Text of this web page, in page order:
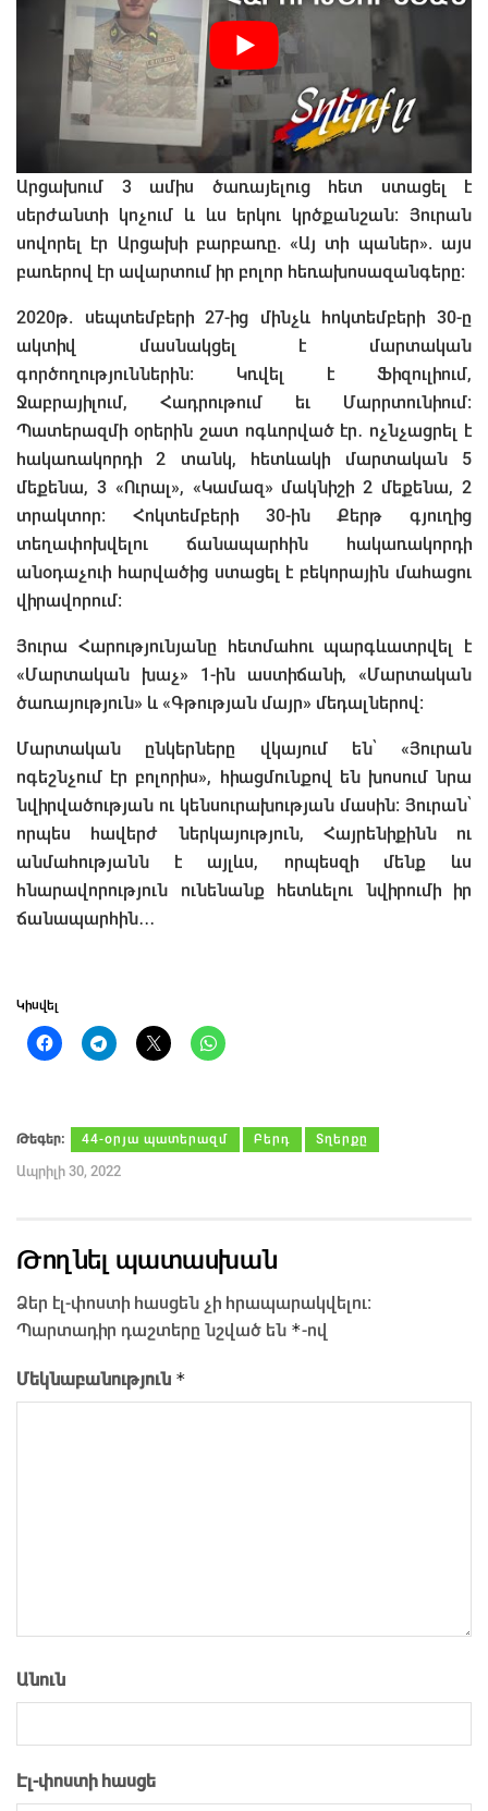
Արցախում 3 ամիս ծառայելուց հետ ստացել է
սերժանտի կոչում և ևս երկու կրծքանշան։ Յուրան
սովորել էր Արցախի բարբառը. «Այ տի պաներ». այս
բառերով էր ավարտում իր բոլոր հեռախոսազանգերը:
2020թ. սեպտեմբերի 27-ից մինչև հոկտեմբերի 30-ը
ակտիվ մասնակցել է մարտական
գործողություններին: Կռվել է Ֆիզուլիում,
Ջաբրայիլում, Հադրութում եւ Մարրտունիում:
Պատերազմի օրերին շատ ոգևորված էր․ ոչնչացրել է
հակառակորդի 2 տանկ, հետևակի մարտական 5
մեքենա, 3 «Ուրալ», «Կամազ» մակնիշի 2 մեքենա, 2
տրակտոր: Հոկտեմբերի 30-ին Քերթ գյուղից
տեղափոխվելու ճանապարհին հակառակորդի
անօդաչուի հարվածից ստացել է բեկորային մահացու
վիրավորում:
Յուրա Հարությունյանը հետմահու պարգևատրվել է
«Մարտական խաչ» 1-ին աստիճանի, «Մարտական
ծառայություն» և «Գթության մայր» մեդալներով։
Մարտական ընկերները վկայում են՝ «Յուրան
ոգեշնչում էր բոլորիս», հիացմունքով են խոսում նրա
նվիրվածության ու կենսուրախության մասին։ Յուրան՝
որպես հավերժ ներկայություն, Հայրենիքինն ու
անմահությանն է այլևս, որպեսզի մենք ևս
հնարավորություն ունենանք հետևելու նվիրումի իր
ճանապարհին․․․
Կիսվել
Թեգեր։ 44-օրյա պատերազմ Բերդ Տղերքը
Ապրիլի 30, 2022
Թողնել պատասխան
Ձեր էլ-փոստի հասցեն չի հրապարակվելու։
Պարտադիր դաշտերը նշված են *-ով
Մեկնաբանություն *
Անուն
Էլ-փոստի հասցե